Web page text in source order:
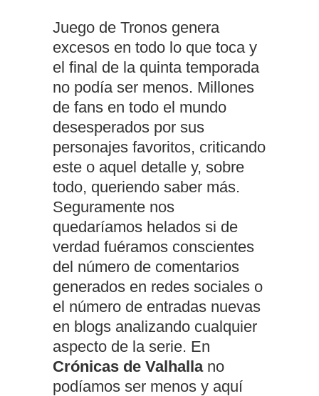
Juego de Tronos genera
excesos en todo lo que toca y
el final de la quinta temporada
no podía ser menos. Millones
de fans en todo el mundo
desesperados por sus
personajes favoritos, criticando
este o aquel detalle y, sobre
todo, queriendo saber más.
Seguramente nos
quedaríamos helados si de
verdad fuéramos conscientes
del número de comentarios
generados en redes sociales o
el número de entradas nuevas
en blogs analizando cualquier
aspecto de la serie. En
Crónicas de Valhallano
podíamos ser menos y aquí